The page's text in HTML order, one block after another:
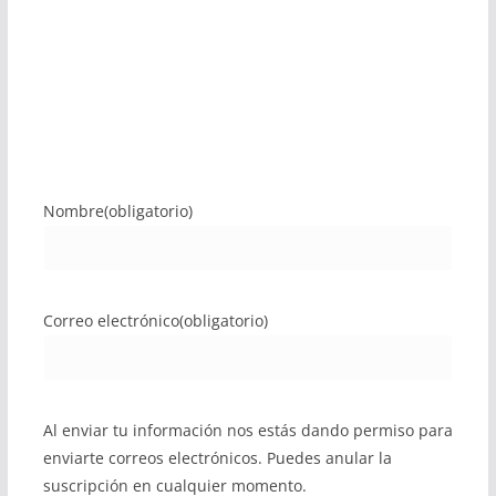
Nombre(obligatorio)
Correo electrónico(obligatorio)
Al enviar tu información nos estás dando permiso para
enviarte correos electrónicos. Puedes anular la
suscripción en cualquier momento.